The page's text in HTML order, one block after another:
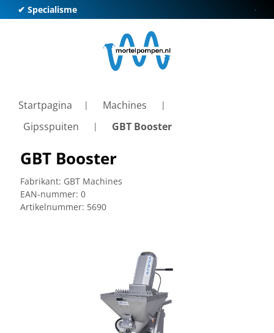
✔ Specialisme ✔
Startpagina
Machines
Gipsspuiten
GBT Booster
GBT Booster
Fabrikant: GBT Machines
EAN-nummer: 0
Artikelnummer: 5690